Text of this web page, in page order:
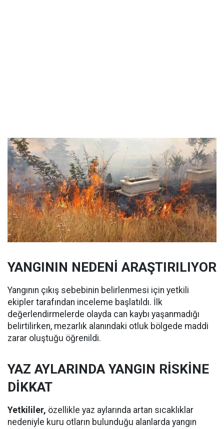
YANGININ NEDENİ ARAŞTIRILIYOR
Yangının çıkış sebebinin belirlenmesi için yetkili
ekipler tarafından inceleme başlatıldı. İlk
değerlendirmelerde olayda can kaybı yaşanmadığı
belirtilirken, mezarlık alanındaki otluk bölgede maddi
zarar oluştuğu öğrenildi.
YAZ AYLARINDA YANGIN RİSKİNE
DİKKAT
Yetkililer, özellikle yaz aylarında artan sıcaklıklar
nedeniyle kuru otların bulunduğu alanlarda yangın